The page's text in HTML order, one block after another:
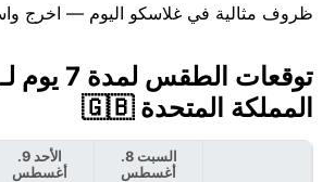
ظروف مثالية في غلاسكو اليوم — اخرج
توقعات
المملكة المتحدة 🇬🇧
السبت 8.
أغسطس
الأحد 9.
أغسطس